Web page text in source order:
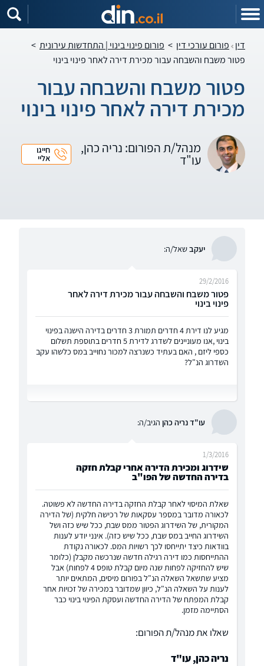
דין פורום עורכי דין > פורום פינוי בינוי | התחדשות עירונית >
פטור משבח והשבחה עבור מכירת דירה לאחר פינוי בינוי
פטור משבח והשבחה עבור
מכירת דירה לאחר פינוי בינוי
מנהל/ת הפורום: נריה כהן,
עו"ד
חייגו
אליי
יעקבשאל/ה:
פטור משבח והשבחה עבור מכירת דירה לאחר
פינוי בינוי
29/2/2016
מגיע לנו דירת 4 חדרים תמורת 3 חדרים בדירה הישנה בפינוי
בינוי ,אנו מעוניינים לשדרג לדירת 5 חדרים בתוספת תשלום
כספי ליזם , האם בעתיד כשנרצה למכור נחוייב במס כלשהו עקב
השדרוג הנ"ל?
עו"ד נריה כהן הגיב/ה:
שידרוג ומכירת הדירה אחרי קבלת חזקה
בדירה החדשה של הפו"ב
1/3/2016
שאלת המיסוי לאחר קבלת החזקה בדירה החדשה לא פשוטה.
לכאורה מדובר במספר עסקאות של רכישה חלקית (של הדירה
המקורית, של השידרוג הפטור ממס שבח, ככל שיש כזה ושל
השידרוג החייב במס שבח, ככל שיש כזה). אינני יודע לענות
בוודאות כיצד יתייחסו לכך רשויות המס. לכאורה נקודת
ההתייחסות כמו דירה רגילה חדשה שנרכשה מקבלן (כלומר
שיש להחזיקה לפחות שנה מיום קבלת טופס 4 לפחות) אבל
מציע שתשאל השאלה הנ"ל בפורום מיסים, המתאים יותר
לענות על השאלה הנ"ל, כיוון שמדובר במכירה של זכויות אחר
קבלת המפתח של הדירה החדשה ועסקת הפינוי בינוי כבר
הסתיימה מזמן.
שאלו את מנהל/ת הפורום:
נריה כהן, עו"ד